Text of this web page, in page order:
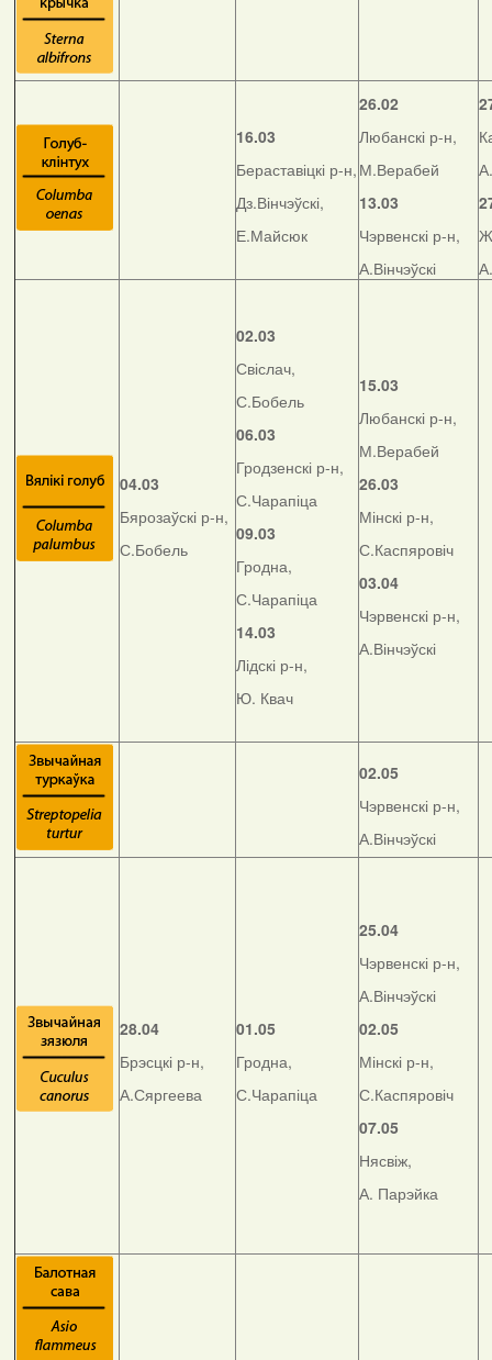
16.03
Бераставіцкі р-н,
Дз.Вінчэўскі,
Е.Майсюк
26.02
Любанскі р-н,
М.Верабей
13.03
Чэрвенскі р-н,
А.Вінчэўскі
04.03
Бярозаўскі р-н,
С.Бобель
02.03
Свіслач,
С.Бобель
06.03
Гродзенскі р-н,
С.Чарапіца
09.03
Гродна,
С.Чарапіца
14.03
Лідскі р-н,
Ю. Квач
15.03
Любанскі р-н,
М.Верабей
26.03
Мінскі р-н,
С.Каспяровіч
03.04
Чэрвенскі р-н,
А.Вінчэўскі
02.05
Чэрвенскі р-н,
А.Вінчэўскі
28.04
Брэсцкі р-н,
А.Сяргеева
01.05
Гродна,
С.Чарапіца
25.04
Чэрвенскі р-н,
А.Вінчэўскі
02.05
Мінскі р-н,
С.Каспяровіч
07.05
Нясвіж,
А. Парэйка